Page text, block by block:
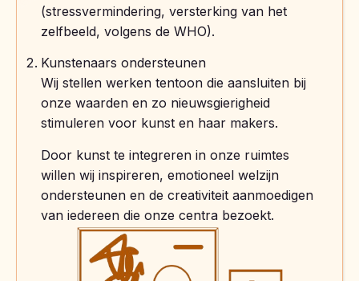
(stressvermindering, versterking van het
zelfbeeld, volgens de WHO).
Kunstenaars ondersteunen
Wij stellen werken tentoon die aansluiten bij
onze waarden en zo nieuwsgierigheid
stimuleren voor kunst en haar makers.
Door kunst te integreren in onze ruimtes
willen wij inspireren, emotioneel welzijn
ondersteunen en de creativiteit aanmoedigen
van iedereen die onze centra bezoekt.